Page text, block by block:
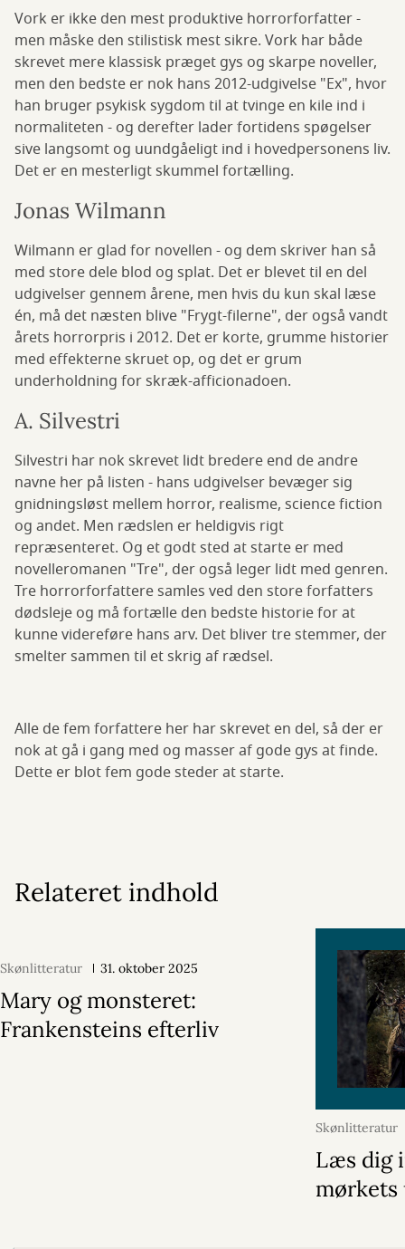
Vork er ikke den mest produktive horrorforfatter -
men måske den stilistisk mest sikre. Vork har både
skrevet mere klassisk præget gys og skarpe noveller,
men den bedste er nok hans 2012-udgivelse "Ex", hvor
han bruger psykisk sygdom til at tvinge en kile ind i
normaliteten - og derefter lader fortidens spøgelser
sive langsomt og uundgåeligt ind i hovedpersonens liv.
Det er en mesterligt skummel fortælling.
Jonas Wilmann
Wilmann er glad for novellen - og dem skriver han så
med store dele blod og splat. Det er blevet til en del
udgivelser gennem årene, men hvis du kun skal læse
én, må det næsten blive "Frygt-filerne", der også vandt
årets horrorpris i 2012. Det er korte, grumme historier
med effekterne skruet op, og det er grum
underholdning for skræk-afficionadoen.
A. Silvestri
Silvestri har nok skrevet lidt bredere end de andre
navne her på listen - hans udgivelser bevæger sig
gnidningsløst mellem horror, realisme, science fiction
og andet. Men rædslen er heldigvis rigt
repræsenteret. Og et godt sted at starte er med
novelleromanen "Tre", der også leger lidt med genren.
Tre horrorforfattere samles ved den store forfatters
dødsleje og må fortælle den bedste historie for at
kunne videreføre hans arv. Det bliver tre stemmer, der
smelter sammen til et skrig af rædsel.
Alle de fem forfattere her har skrevet en del, så der er
nok at gå i gang med og masser af gode gys at finde.
Dette er blot fem gode steder at starte.
Relateret indhold
Skønlitteratur 31. oktober 2025
Mary og monsteret:
Frankensteins efterliv
Skønlitteratur
2025
Læs dig
mørkets